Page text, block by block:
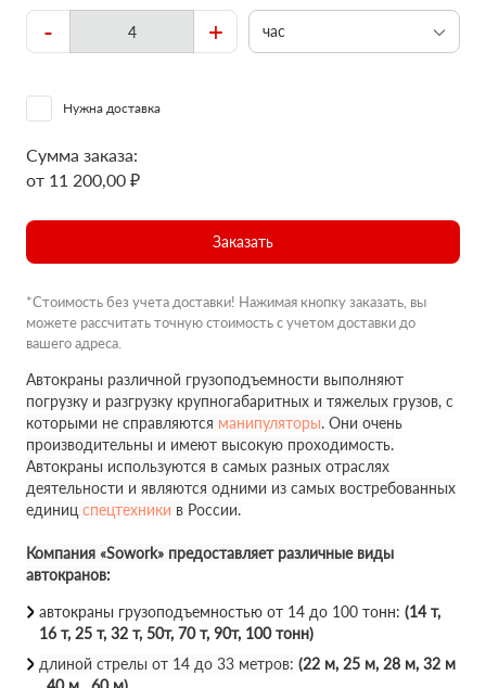
- + час
Нужна доставка
Сумма заказа:
от 11 200,00 ₽
Заказать
*Стоимость без учета доставки! Нажимая кнопку заказать, вы
можете рассчитать точную стоимость с учетом доставки до
вашего адреса.
Автокраны различной грузоподъемности выполняют
погрузку и разгрузку крупногабаритных и тяжелых грузов, с
которыми не справляются манипуляторы. Они очень
производительны и имеют высокую проходимость.
Автокраны используются в самых разных отраслях
деятельности и являются одними из самых востребованных
единиц спецтехники в России.
Компания «Sowork» предоставляет различные виды
автокранов:
автокраны грузоподъемностью от 14 до 100 тонн: (14 т,
16 т, 25 т, 32 т, 50т, 70 т, 90т, 100 тонн)
длиной стрелы от 14 до 33 метров: (22 м, 25 м, 28 м, 32 м